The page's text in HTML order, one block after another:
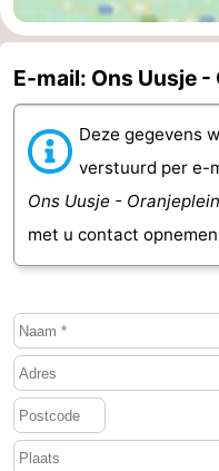
E-mail: Ons Uusje -
Deze gegevens
verstuurd per e-
Ons Uusje -
met u contact